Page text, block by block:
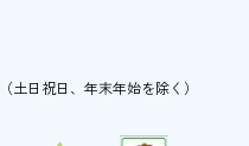
（土日祝日、年末年始を除く）